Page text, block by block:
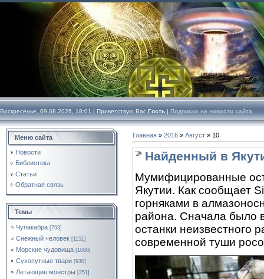
Воскресенье, 09.08.2026, 18:01 | Приветствую Вас Гость | Подписка на новости сайта
Меню сайта
Новости
Библиотека
Статьи
Обратная связь
Темы
Чупакабра [793]
Снежный человек [1151]
Морские чудовища [1088]
Сухопутные твари [930]
Летающие монстры [251]
Главная » 2016 » Август » 10
Найденный в
Мумифицированные
Якутии. Как сообщает
горняками в
района. Сначала было
останки неизвестного
современной туши